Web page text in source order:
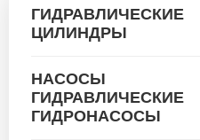
ГИДРАВЛИЧЕСКИЕ
ЦИЛИНДРЫ
НАСОСЫ
ГИДРАВЛИЧЕСКИЕ
ГИДРОНАСОСЫ